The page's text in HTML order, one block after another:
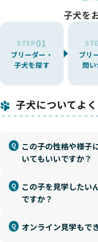
子犬を
STEP01
ブリーダー・
子犬を探す
ブリ
問
子犬についてよ
この子の性格や様子
いてもいいですか？
この子を見学したい
ですか？
オンライン見学もで